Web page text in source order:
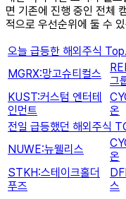
면 기존에 진행 중인 전체
적으로 우선순위에 둘 수
오늘 급등한 해외주식
MGRX:망고슈티컬스
그
KUST:커스텀 엔터테
인먼트
온
전일 급등했던 해외주식
NUWE:뉴웰리스
온
STKH:스테이크홀더
푸즈
스